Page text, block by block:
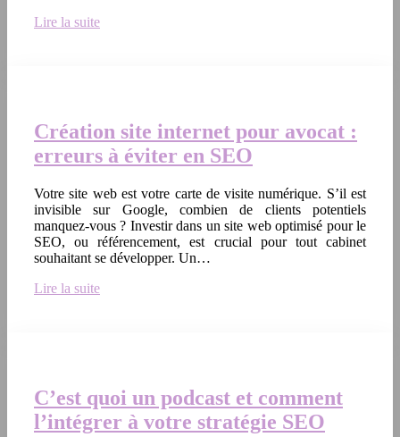
Lire la suite
Création site internet pour avocat :
erreurs à éviter en SEO
Votre site web est votre carte de visite numérique. S’il est
invisible sur Google, combien de clients potentiels
manquez-vous ? Investir dans un site web optimisé pour le
SEO, ou référencement, est crucial pour tout cabinet
souhaitant se développer. Un…
Lire la suite
C’est quoi un podcast et comment
l’intégrer à votre stratégie SEO